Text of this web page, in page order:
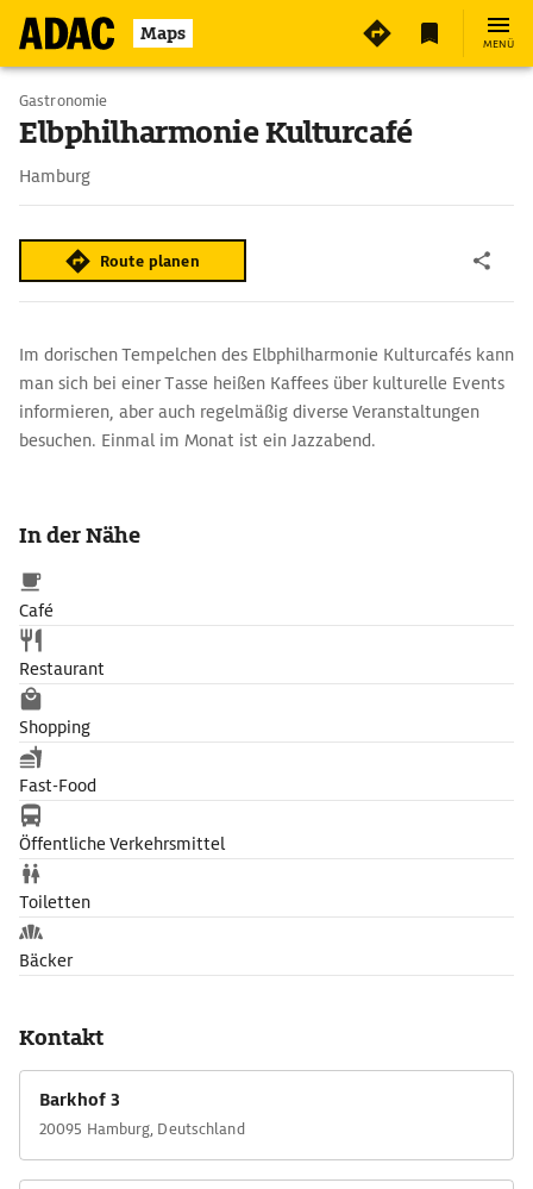
Maps MENÜ
Gastronomie
Elbphilharmonie Kulturcafé
Hamburg
Route planen
Im dorischen Tempelchen des Elbphilharmonie Kulturcafés kann
man sich bei einer Tasse heißen Kaffees über kulturelle Events
informieren, aber auch regelmäßig diverse Veranstaltungen
besuchen. Einmal im Monat ist ein Jazzabend.
In der Nähe
Café
Restaurant
Shopping
Fast-Food
Öffentliche Verkehrsmittel
Toiletten
Bäcker
Kontakt
Barkhof 3
20095 Hamburg, Deutschland